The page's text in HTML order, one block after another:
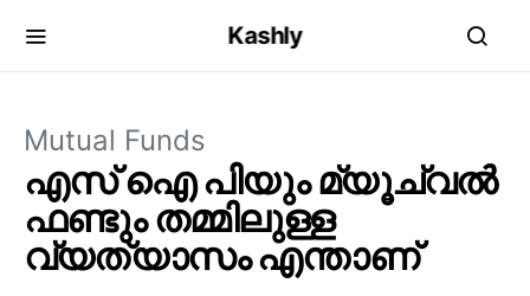
Kashly
Mutual Funds
എസ് ഐ പിയും മ്യൂച്വൽ
ഫണ്ടും തമ്മിലുള്ള
വ്യത്യാസം എന്താണ്